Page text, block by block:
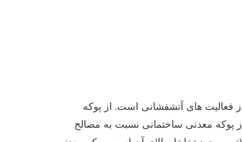
فعالیت های آتشفشانی است. از پوکه
پوکه معدنی ساختمانی نسبت به مصالح